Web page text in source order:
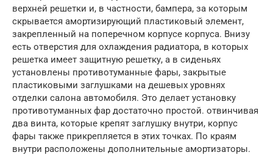
верхней решетки и, в частности, бампера, за которым
скрывается амортизирующий пластиковый элемент,
закрепленный на поперечном корпусе корпуса. Внизу
есть отверстия для охлаждения радиатора, в которых
решетка имеет защитную решетку, а в сиденьях
установлены противотуманные фары, закрытые
пластиковыми заглушками на дешевых уровнях
отделки салона автомобиля. Это делает установку
противотуманных фар достаточно простой. отвинчивая
два винта, которые крепят заглушку внутри, корпус
фары также прикрепляется в этих точках. По краям
внутри расположены дополнительные амортизаторы.